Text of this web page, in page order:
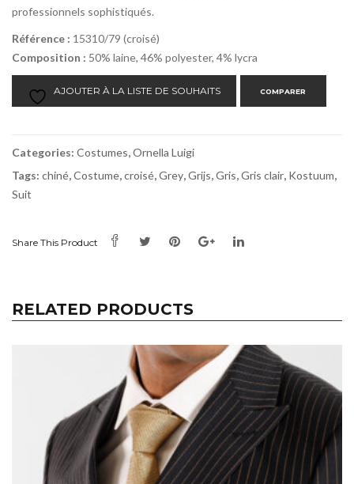
professionnels sophistiqués.
Référence : 15310/79 (croisé)
Composition : 50% laine, 46% polyester, 4% lycra
AJOUTER À LA LISTE DE SOUHAITS COMPARER
Categories: Costumes,Ornella Luigi
Tags: chiné,Costume,croisé,Grey,Grijs,Gris,Gris clair, Kostuum,
Suit
Share This Product
RELATED PRODUCTS